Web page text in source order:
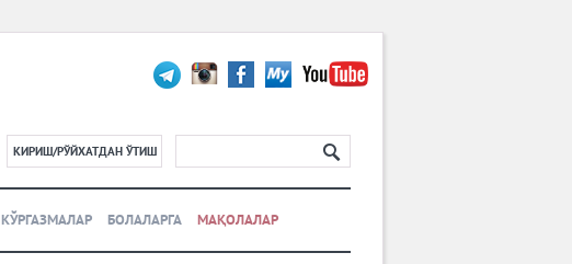
КИРИШ/РЎЙХАТДАН ЎТИШ
КЎРГАЗМАЛАР БОЛАЛАРГА МАҚОЛАЛАР